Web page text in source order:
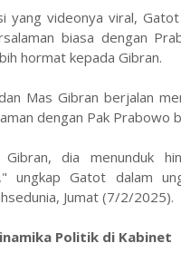
yang videonya viral,
biasa dengan
hormat kepada Gibran.
Mas Gibran berjalan
dengan Pak Prabowo
dia menunduk
ungkap Gatot dalam
Jumat (7/2/2025).
Politik di Kabinet